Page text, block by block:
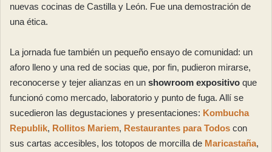
nuevas cocinas de Castilla y León. Fue una demostración de
una ética.
La jornada fue también un pequeño ensayo de comunidad: un
aforo lleno y una red de socias que, por fin, pudieron mirarse,
reconocerse y tejer alianzas en un showroom expositivo que
funcionó como mercado, laboratorio y punto de fuga. Allí se
sucedieron las degustaciones y presentaciones: Kombucha
Republik, Rollitos Mariem, Restaurantes para Todos con
sus cartas accesibles, los totopos de morcilla de Maricastaña,